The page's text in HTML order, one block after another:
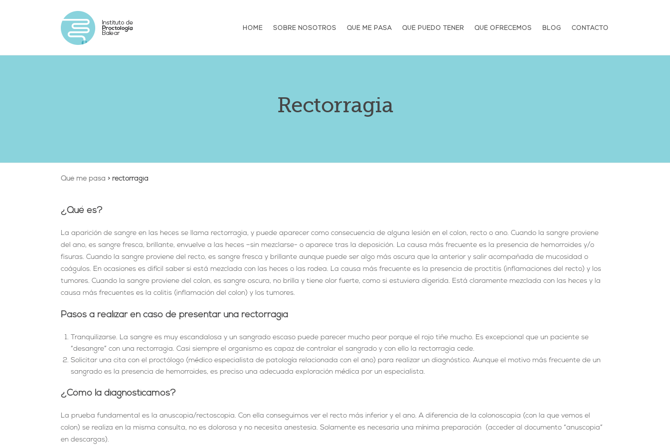
HOME SOBRE NOSOTROS QUÉ ME PASA QUÉ PUEDO TENER QUÉ OFRECEMOS BLOG CONTACTO
Rectorragia
Qué me pasa > rectorragia
¿Qué es?
La aparición de sangre en las heces se llama rectorragia, y puede aparecer como consecuencia de alguna lesión en el colon, recto o ano. Cuando la sangre proviene
del ano, es sangre fresca, brillante, envuelve a las heces –sin mezclarse- o aparece tras la deposición. La causa más frecuente es la presencia de hemorroides y/o
fisuras. Cuando la sangre proviene del recto, es sangre fresca y brillante aunque puede ser algo más oscura que la anterior y salir acompañada de mucosidad o
coágulos. En ocasiones es difícil saber si está mezclada con las heces o las rodea. La causa más frecuente es la presencia de proctitis (inflamaciones del recto) y los
tumores. Cuando la sangre proviene del colon, es sangre oscura, no brilla y tiene olor fuerte, como si estuviera digerida. Está claramente mezclada con las heces y la
causa más frecuentes es la colitis (inflamación del colon) y los tumores.
Pasos a realizar en caso de presentar una rectorragia
Tranquilizarse. La sangre es muy escandalosa y un sangrado escaso puede parecer mucho peor porque el rojo tiñe mucho. Es excepcional que un paciente se
“desangre” con una rectorragia. Casi siempre el organismo es capaz de controlar el sangrado y con ello la rectorragia cede.
Solicitar una cita con el proctólogo (médico especialista de patología relacionada con el ano) para realizar un diagnóstico. Aunque el motivo más frecuente de un
sangrado es la presencia de hemorroides, es preciso una adecuada exploración médica por un especialista.
¿Cómo la diagnosticamos?
La prueba fundamental es la anuscopia/rectoscopia. Con ella conseguimos ver el recto más inferior y el ano. A diferencia de la colonoscopia (con la que vemos el
colon) se realiza en la misma consulta, no es dolorosa y no necesita anestesia. Solamente es necesaria una mínima preparación (acceder al documento “anuscopia”
en descargas).